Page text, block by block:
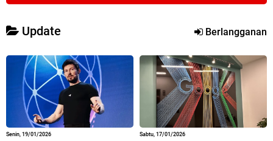
Update Berlangganan
Senin, 19/01/2026 Sabtu, 17/01/2026